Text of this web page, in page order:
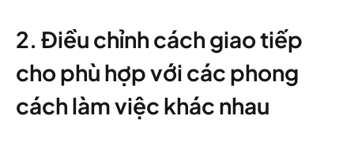
2. Điều chỉnh cách giao tiếp
cho phù hợp với các phong
cách làm việc khác nhau